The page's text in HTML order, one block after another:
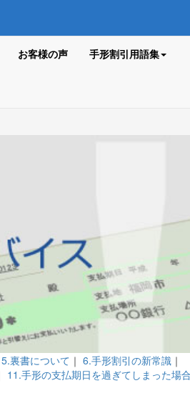
お客様の声 手形割引用語集
5.裏書について ｜ 6.手形割引の新常識 ｜
11.手形の支払期日を過ぎてしまった場合